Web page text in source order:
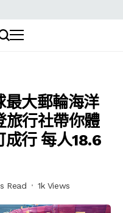
最大郵輪海洋
旅行社帶你體
行 每人18.6
Read 1k Views